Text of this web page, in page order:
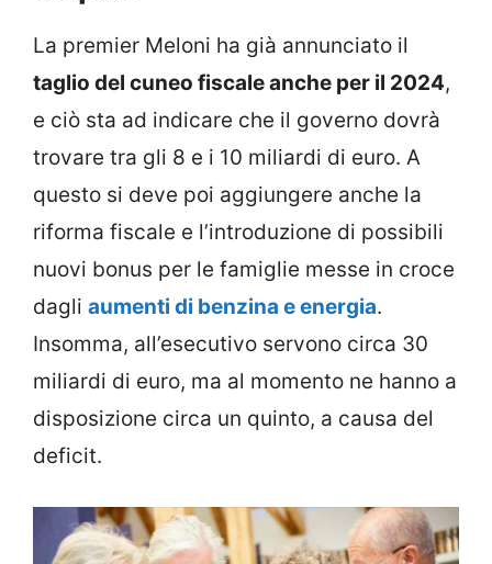
La premier Meloni ha già annunciato il
taglio del cuneo fiscale anche per il 2024,
e ciò sta ad indicare che il governo dovrà
trovare tra gli 8 e i 10 miliardi di euro. A
questo si deve poi aggiungere anche la
riforma fiscale e l’introduzione di possibili
nuovi bonus per le famiglie messe in croce
dagli aumenti di benzina e energia.
Insomma, all’esecutivo servono circa 30
miliardi di euro, ma al momento ne hanno a
disposizione circa un quinto, a causa del
deficit.